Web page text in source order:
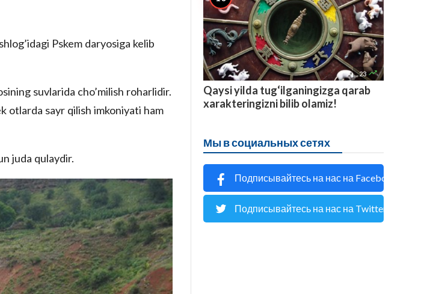
Pskem daryosiga kelib
suvlarida cho’milish roharlidir.
otlarda sayr qilish imkoniyati ham
juda qulaydir.
23 
Qaysi yilda tug‘ilganingizga qarab
xarakteringizni bilib olamiz!
Мы в социальных сетях
Подписывайтесь на нас на Facebook
Подписывайтесь на нас на Twitter